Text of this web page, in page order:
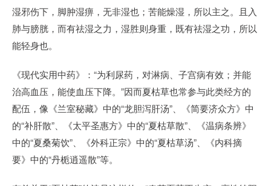
湿邪伤下，脚肿湿痹，无非湿也；苦能燥湿，所以主之。且入
肺与膀胱，而有祛湿之力，湿胜则身重，既有祛湿之功，所以
能轻身也。
《现代实用中药》：“为利尿药，对淋病、子宫病有效；并能
治高血压，能使血压下降。”因而夏枯草也常参与此类经方的
配伍，像《兰室秘藏》中的“龙胆泻肝汤”、《简要济众方》中
的“补肝散”、《太平圣惠方》中的“夏枯草散”、《温病条辨》
中的“夏桑菊饮”、《外科正宗》中的“夏枯草汤”、《内科摘
要》中的“丹栀逍遥散”等。